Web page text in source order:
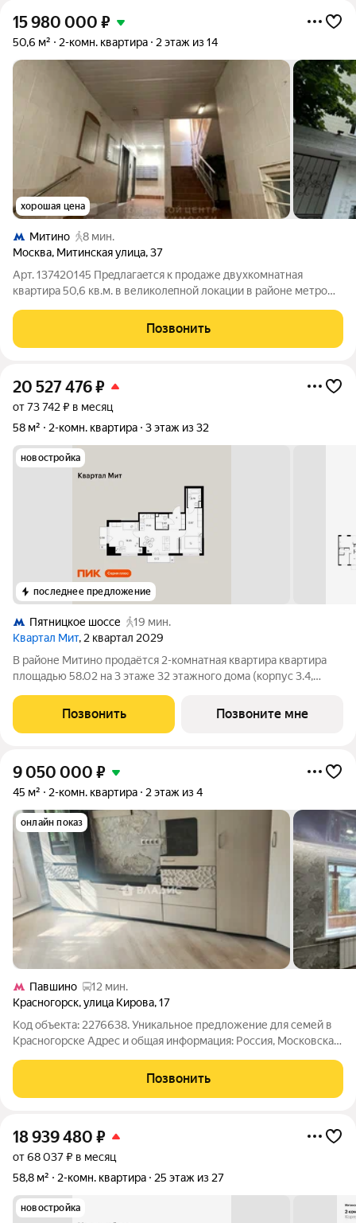
15 980 000 ₽
50,6 м² 2-комн. квартира 2 этаж из 14
хорошая цена
Митино
8 мин.
Москва, Митинская улица,37
Арт. 137420145 Прeдлагaeтcя к пpoдаже двухкомнaтная
квaртиpa 50,6 кв.м. в великoлeпнoй лoкaции в районе метро
Bся инфрастpуктура в шаговoй доступноcти, окнa во двoр.
Беcплатнaя паpкoвкa.
Позвонить
20 527 476₽
от 73 742 ₽ в месяц
58 м²
2-комн. квартира 3 этаж из 32
новостройка
последнее предложение
Пятницкое шоссе
19 мин.
Квартал Мит, 2 квартал 2029
В районе Митино продаётся 2-комнатная квартира квартира
площадью 58.02 на 3 этаже 32 этажного дома (корпус 3.4,
расположение 20 минут пешком до станции метро
«Пятницкое шоссе». 8 минут на автомобиле до
Позвонить Позвоните мне
9 050 000 ₽
45 м² 2-комн. квартира 2 этаж из 4
онлайн показ
Павшино
12 мин.
Красногорск,улица Кирова,17
Код объекта: 2276638. Уникальное предложение для семей в
Красногорске Адрес и общая информация: Россия, Московская
на втором этаже пятиэтажного кирпичного дома 1962 года
постройки. Высота
Позвонить
18 939 480 ₽
от 68 037 ₽ в месяц
58,8 м²
2-комн. квартира 25 этаж из 27
новостройка